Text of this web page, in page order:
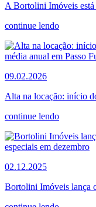
A Bortolini Imóveis está
continue lendo
09.02.2026
Alta na locação: início
continue lendo
02.12.2025
Bortolini Imóveis lança